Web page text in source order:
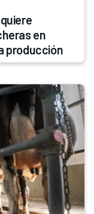
en
producción